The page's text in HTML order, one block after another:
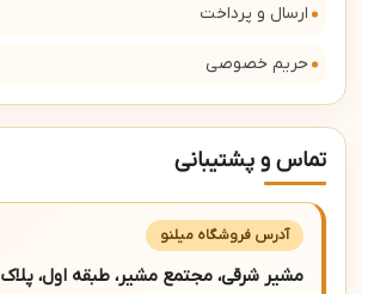
ارسال و پرداخت
حریم خصوصی
تماس و پشتیبانی
آدرس فروشگاه میلنو
مشیر شرقی، مجتمع مشیر، طبقه اول، پلاک F106